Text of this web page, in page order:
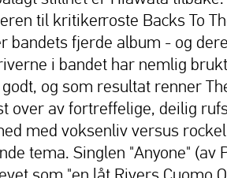
til kritikerroste Backs To
bandets fjerde album - og
i bandet har nemlig brukt
og som resultat renner
over av fortreffelige, deilig
med voksenliv versus
tema. Singlen "Anyone" (av
som "en låt Rivers Cuomo